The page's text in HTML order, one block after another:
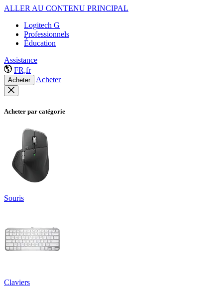
ALLER AU CONTENU PRINCIPAL
Logitech G
Professionnels
Éducation
Assistance
FR,fr
Acheter Acheter
Acheter par catégorie
Souris
Claviers